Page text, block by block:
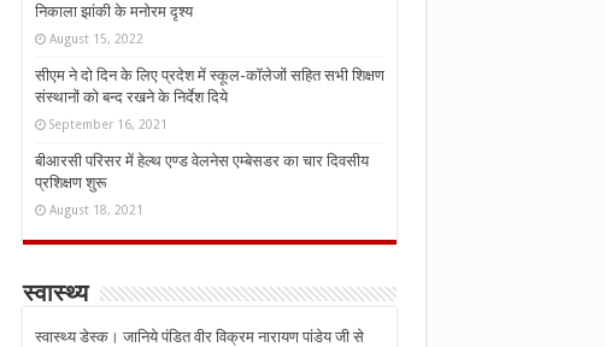
निकाला झांकी के मनोरम दृश्य
August 15, 2022
सीएम ने दो दिन के लिए प्रदेश में स्कूल-कॉलेजों सहित सभी शिक्षण
संस्थानों को बन्द रखने के निर्देश दिये
September 16, 2021
बीआरसी परिसर में हेल्थ एण्ड वेलनेस एम्बेसडर का चार दिवसीय
प्रशिक्षण शुरू
August 18, 2021
स्वास्थ्य
स्वास्थ्य डेस्क। जानिये पंडित वीर विक्रम नारायण पांडेय जी से